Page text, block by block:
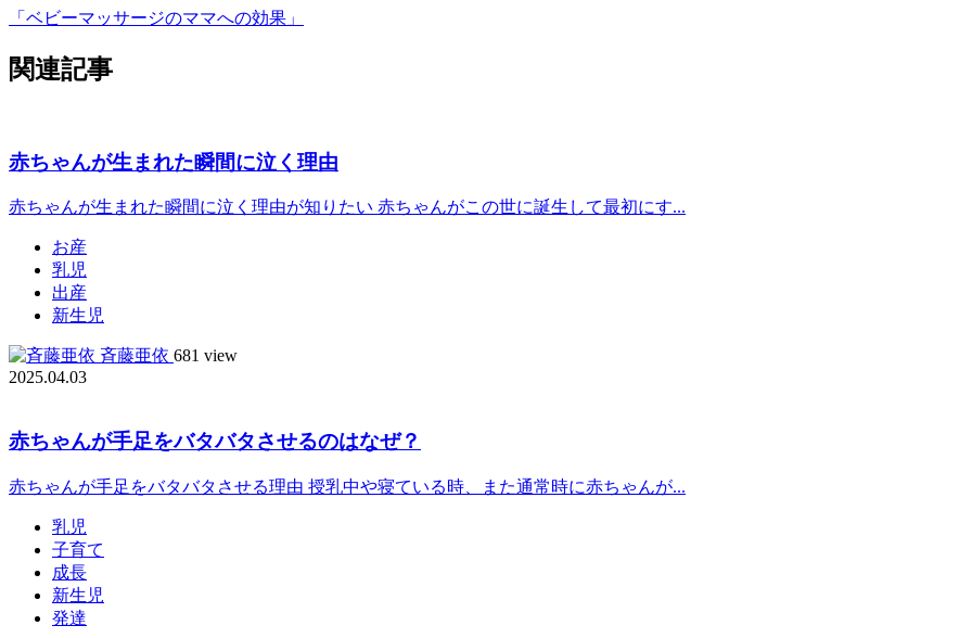
「ベビーマッサージのママへの効果」
関連記事
赤ちゃんが生まれた瞬間に泣く理由
赤ちゃんが生まれた瞬間に泣く理由が知りたい 赤ちゃんがこの世に誕生して最初にす...
お産
乳児
出産
新生児
斉藤亜依 681 view
2025.04.03
赤ちゃんが手足をバタバタさせるのはなぜ？
赤ちゃんが手足をバタバタさせる理由 授乳中や寝ている時、また通常時に赤ちゃんが...
乳児
子育て
成長
新生児
発達